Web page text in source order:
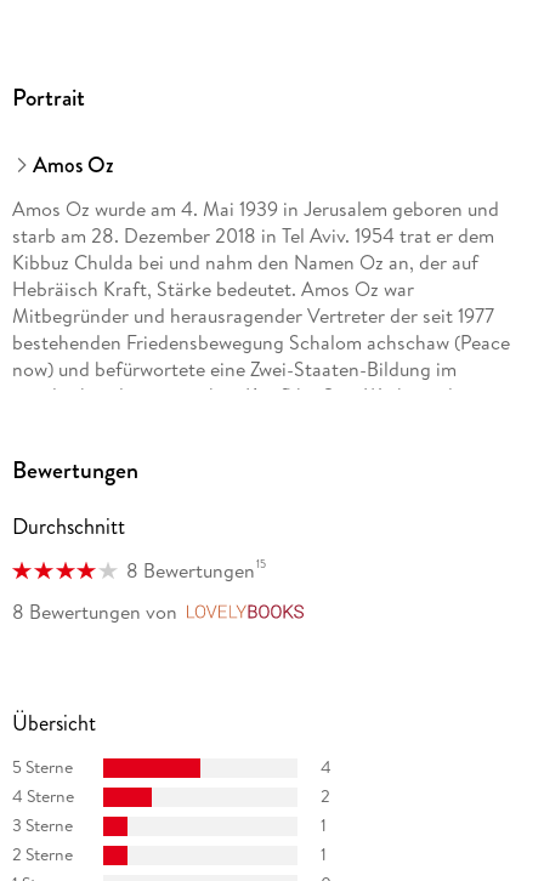
Portrait
Amos Oz
Amos Oz wurde am 4. Mai 1939 in Jerusalem geboren und
starb am 28. Dezember 2018 in Tel Aviv. 1954 trat er dem
Kibbuz Chulda bei und nahm den Namen Oz an, der auf
Hebräisch Kraft, Stärke bedeutet. Amos Oz war
Mitbegründer und herausragender Vertreter der seit 1977
bestehenden Friedensbewegung Schalom achschaw (Peace
now) und befürwortete eine Zwei-Staaten-Bildung im
israelisch-palästinensichen Konflikt. Sein Werk wurde
Stadt Frankfurt am Main 2005 und dem Siegfried Lenz Preis
Finsterniswurde in alle Weltsprachen übersetzt und 2016 als
Film adaptiert.
hauptberuflich als freie Übersetzerin tätig und lebt in Tel
Aviv.
Bewertungen
Durchschnitt
8 Bewertungen15
8 Bewertungen von
Übersicht
5 Sterne
4
4 Sterne
2
3 Sterne
1
2 Sterne
1